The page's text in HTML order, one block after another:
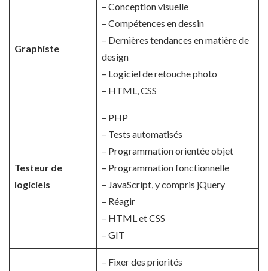
Graphiste
– Conception visuelle
– Compétences en dessin
– Dernières tendances en matière de
design
– Logiciel de retouche photo
– HTML, CSS
Testeur de
logiciels
– PHP
– Tests automatisés
– Programmation orientée objet
– Programmation fonctionnelle
– JavaScript, y compris jQuery
– Réagir
– HTML et CSS
– GIT
– Fixer des priorités